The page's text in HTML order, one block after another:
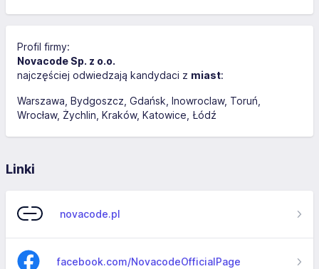
Profil firmy:
Novacode Sp. z o.o.
najczęściej odwiedzają kandydaci z miast:
Warszawa Bydgoszcz Gdańsk Inowroclaw Toruń
Wrocław Żychlin Kraków Katowice Łódź
Linki
novacode.pl
facebook.com/NovacodeOfficialPage